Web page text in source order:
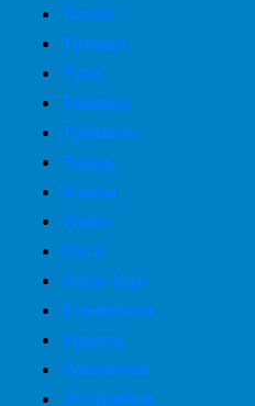
Тосно
Троицк
Тула
Тюмень
Туймазы
Тверь
Учалы
Углич
Ухта
Улан-Уде
Ульяновск
Уруссу
Урюпинск
Уссурийск